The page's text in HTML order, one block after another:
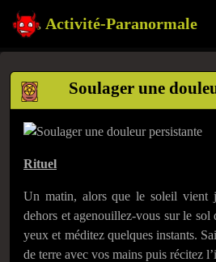
Activité-Paranormale
Soulager une
Rituel
Un matin, alors que le soleil vient
dehors et agenouillez-vous sur le sol
yeux et méditez quelques instants.
de terre avec vos mains puis récitez